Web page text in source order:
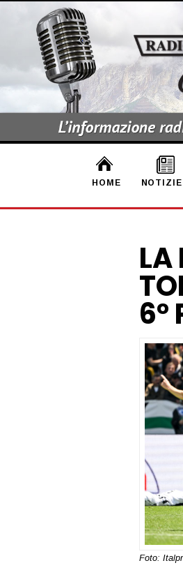
HOME NOTIZIE
LA
6°
Foto: